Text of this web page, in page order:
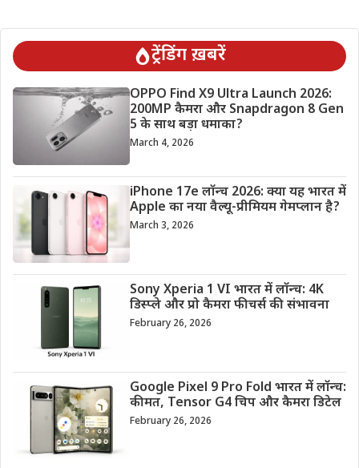
ट्रेंडिंग ख़बरें
OPPO Find X9 Ultra Launch 2026:
200MP कैमरा और Snapdragon 8 Gen
5 के साथ बड़ा धमाका?
March 4, 2026
iPhone 17e लॉन्च 2026: क्या यह भारत में
Apple का नया वैल्यू-प्रीमियम गेमप्लान है?
March 3, 2026
Sony Xperia 1 VI भारत में लॉन्च: 4K
डिस्प्ले और प्रो कैमरा फीचर्स की संभावना
February 26, 2026
Google Pixel 9 Pro Fold भारत में लॉन्च:
कीमत, Tensor G4 चिप और कैमरा डिटेल
February 26, 2026